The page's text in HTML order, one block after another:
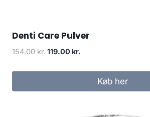
Denti Care Pulver
154.00kr. Den
119.00 kr.
Køb her